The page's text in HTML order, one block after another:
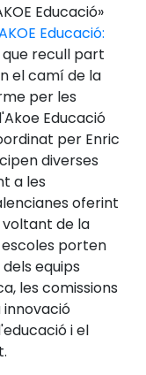
Educació»
Educació:
que recull part
el camí de la
per les
Educació
per Enric
diverses
a les
oferint
voltant de la
porten
equips
les comissions
i el